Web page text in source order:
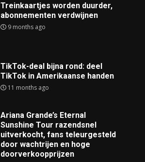
Treinkaartjes worden duurder,
abonnementen verdwijnen
9 months ago
TikTok-deal bijna rond: deel
TikTok in Amerikaanse handen
11 months ago
Ariana Grande’s Eternal
Sunshine Tour razendsnel
uitverkocht, fans teleurgesteld
door wachtrijen en hoge
doorverkoopprijzen